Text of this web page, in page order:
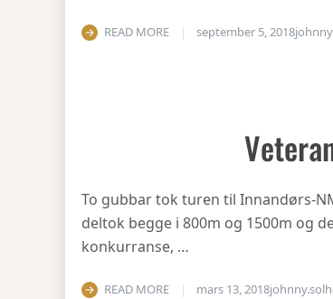
READ MORE september 5, 2018
To gubbar tok turen til Innandørs-
deltok begge i 800m og 1500m og
konkurranse, …
READ MORE mars 13, 2018